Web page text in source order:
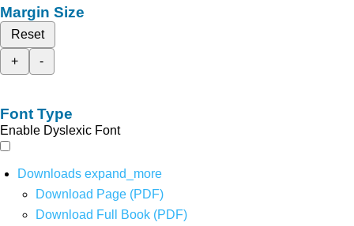
Margin Size
Reset
+
-
Font Type
Enable Dyslexic Font
Downloads expand_more
Download Page (PDF)
Download Full Book (PDF)